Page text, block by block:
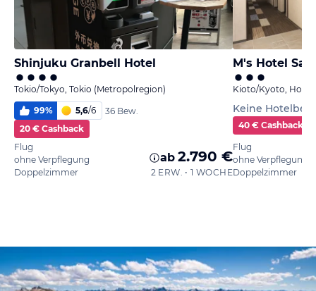
Shinjuku Granbell Hotel
Tokio/Tokyo, Tokio (Metropolregion)
99% 5,6/6
36 Bew.
20 € Cashback
Flug
ohne Verpflegung
Doppelzimmer
ab 2.790 €
2 ERW. • 1 WOCHE
M's Hotel
Kioto/Kyoto,
Keine
40 € Cashback
Flug
ohne Verpflegung
Doppelzimmer